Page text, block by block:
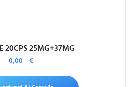
20CPS 25MG+37MG
0,00 €